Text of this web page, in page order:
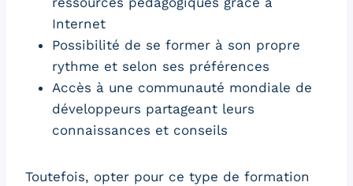
Internet
Possibilité de se former à son propre
rythme et selon ses préférences
Accès à une communauté mondiale de
développeurs partageant leurs
connaissances et conseils
Toutefois, opter pour ce type de formation